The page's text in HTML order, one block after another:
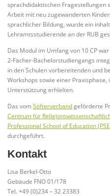
sprachdidaktischen
Arbeit mit neu zugewanderten
sprachlicher Bildung, wurde ein
Lehramtsstudierende an der RUB
Das Modul im Umfang von 10 CP
2-Fächer-Bachelorstudiengangs
in den Schulen vorbereitenden und
Workshops sowie einer
Unterstützung erhíelten.
Das vomStifterverbandgeförderte
Centrum für
Professional School of Education
durchgeführt.
Kontakt
Lisa Berkel-Otto
Gebäude FNO 01/178
Tel. +49 (0)234 – 32 23383